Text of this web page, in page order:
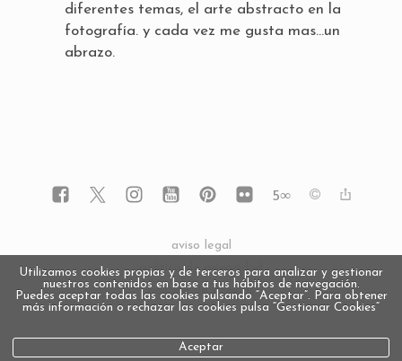
diferentes temas, el arte abstracto en la
fotografía. y cada vez me gusta mas…un
abrazo.
5∞
aviso legal
política de privacidad
política de cookies
Utilizamos cookies propias y de terceros para analizar y gestionar
nuestros contenidos en base a tus hábitos de navegación.
Puedes aceptar todas las cookies pulsando “Aceptar”. Para obtener
más información o rechazar las cookies pulsa “Gestionar Cookies“
Aceptar